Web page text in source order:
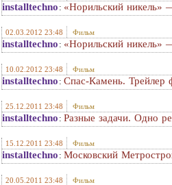
installtechno : «Норильский никель»
02.03.2012 23:48 Фильм
installtechno : «Норильский никель»
10.02.2012 23:48 Фильм
installtechno : Спас-Камень. Трейлер
25.12.2011 23:48 Фильм
installtechno : Разные задачи. Одно
15.12.2011 23:48 Фильм
installtechno : Московский
20.05.2011 23:48 Фильм